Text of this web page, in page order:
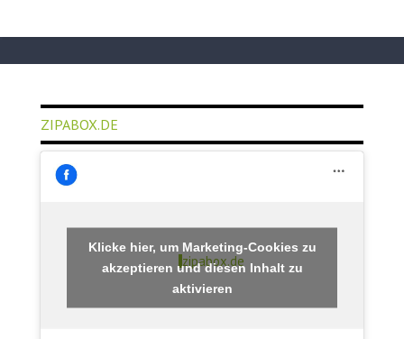
ZIPABOX.DE
zipabox.de
Klicke hier, um Marketing-Cookies zu
akzeptieren und diesen Inhalt zu
aktivieren